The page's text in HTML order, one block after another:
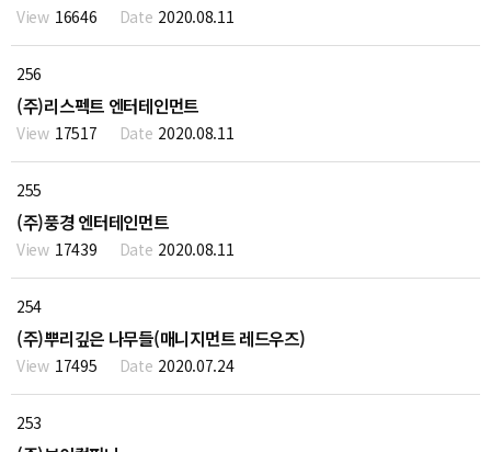
16646 2020.08.11
256
(주)리스펙트 엔터테인먼트
17517 2020.08.11
255
(주)풍경 엔터테인먼트
17439 2020.08.11
254
(주)뿌리깊은 나무들(매니지먼트 레드우즈)
17495 2020.07.24
253